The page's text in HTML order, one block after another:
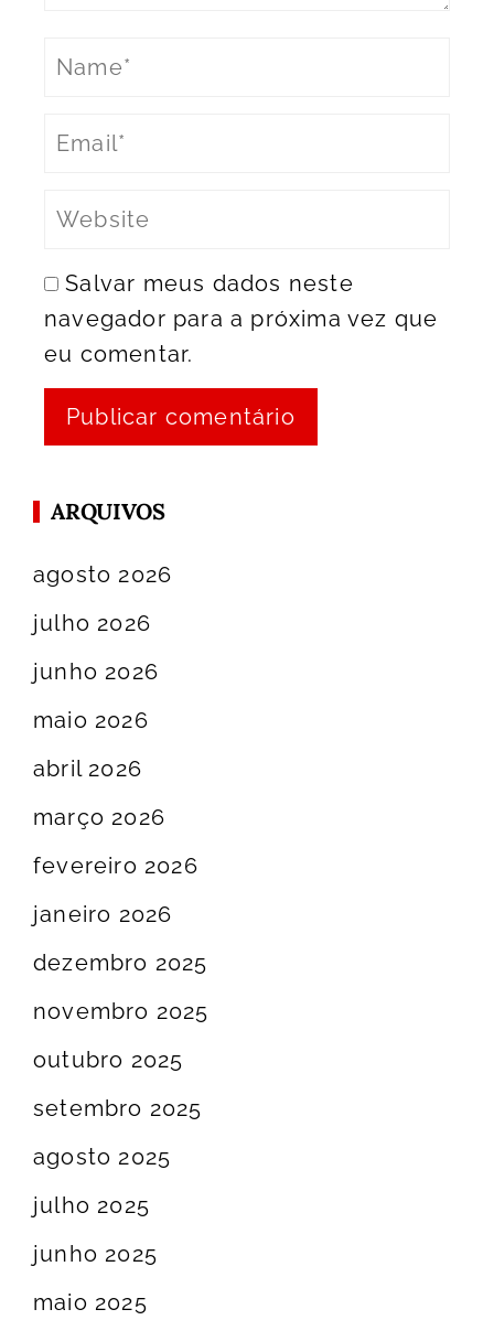
Salvar meus dados neste
navegador para a próxima vez que
eu comentar.
ARQUIVOS
agosto 2026
julho 2026
junho 2026
maio 2026
abril 2026
março 2026
fevereiro 2026
janeiro 2026
dezembro 2025
novembro 2025
outubro 2025
setembro 2025
agosto 2025
julho 2025
junho 2025
maio 2025